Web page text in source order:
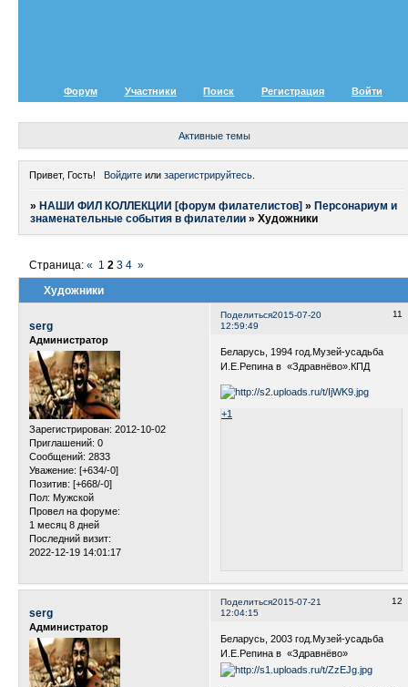
Форум Участники Поиск Регистрация Войти
Активные темы
Привет, Гость! Войдитеили зарегистрируйтесь.
» НАШИ ФИЛ КОЛЛЕКЦИИ [форум филателистов] » Персонариум и
знаменательные события в филателии »Художники
Художники
Страница:« 1 2 3 4 »
Поделиться 11
2015-07-20
12:59:49
serg
Администратор
Зарегистрирован: 2012-10-02
Приглашений: 0
Сообщений: 2833
Уважение: [+634/-0]
Позитив: [+668/-0]
Пол: Мужской
Провел на форуме:
1 месяц 8 дней
Последний визит:
2022-12-19 14:01:17
Беларусь, 1994 год.Музей-усадьба
И.Е.Репина в «Здравнёво».КПД
+1
Поделиться 12
2015-07-21
12:04:15
serg
Администратор
Беларусь, 2003 год.Музей-усадьба
И.Е.Репина в «Здравнёво»